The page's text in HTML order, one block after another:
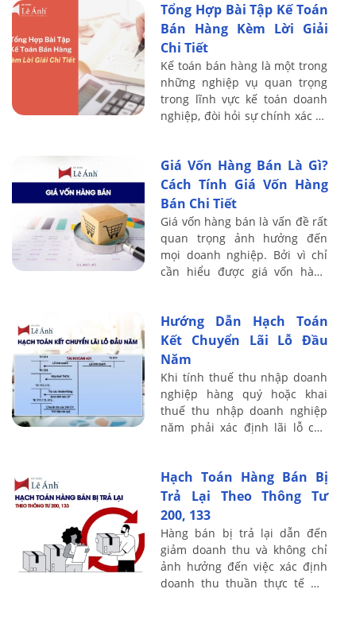
chiết ...
Tổng Hợp Bài Tập Kế Toán
Bán Hàng Kèm Lời Giải
Chi Tiết
Kế toán bán hàng là một trong
những nghiệp vụ quan trọng
trong lĩnh vực kế toán doanh
nghiệp, đòi hỏi sự chính xác và
các ...
Giá Vốn Hàng Bán Là Gì?
Cách Tính Giá Vốn Hàng
Bán Chi Tiết
Giá vốn hàng bán là vấn đề rất
quan trọng ảnh hưởng đến
mọi doanh nghiệp. Bởi vì chỉ
cần hiểu được giá vốn hàng
điều hành ...
Hướng Dẫn Hạch Toán
Kết Chuyển Lãi Lỗ Đầu
Năm
Khi tính thuế thu nhập doanh
nghiệp hàng quý hoặc khai
thuế thu nhập doanh nghiệp
năm phải xác định lãi lỗ của
có. Bài viết ...
Hạch Toán Hàng Bán Bị
Trả Lại Theo Thông Tư
200, 133
Hàng bán bị trả lại dẫn đến
giảm doanh thu và không chỉ
ảnh hưởng đến việc xác định
doanh thu thuần thực tế mà